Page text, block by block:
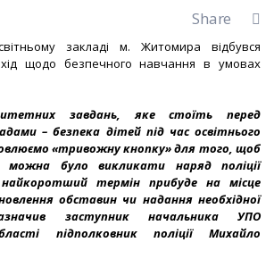
Share
закладі м. Житомира відбувся
щодо безпечного навчання в умовах
завдань, яке стоїть перед
– безпека дітей під час освітнього
«тривожну кнопку» для того, щоб
можна було викликати наряд поліції
термін прибуде на місце
обставин чи надання необхідної
заступник начальника УПО
підполковник поліції Михайло